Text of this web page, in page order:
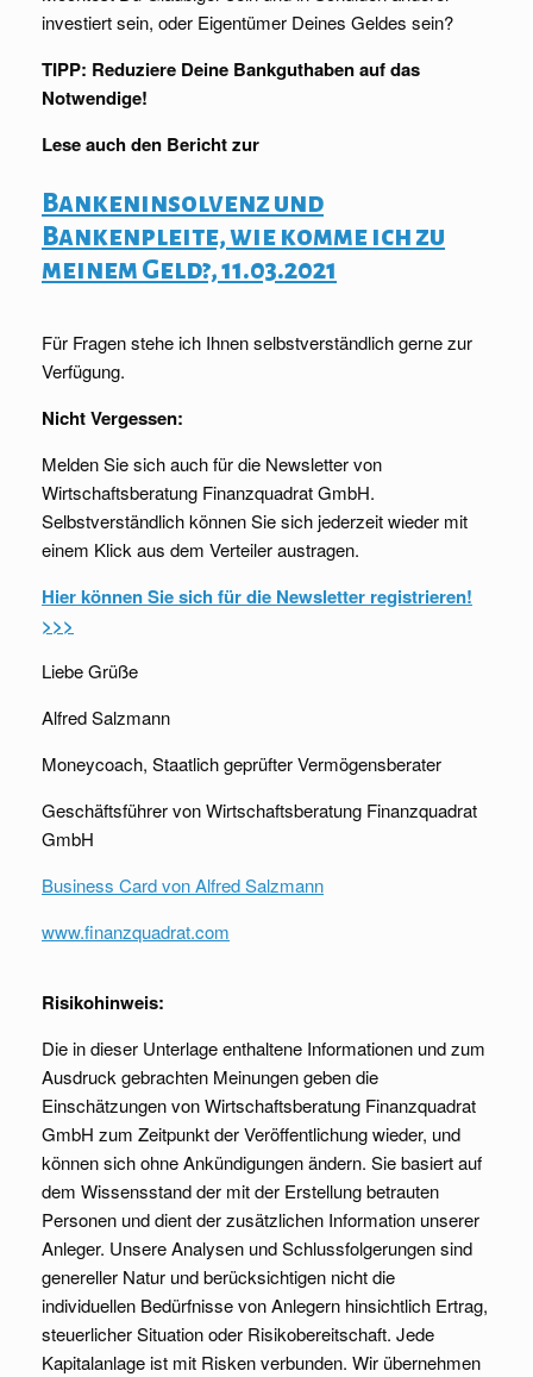
investiert sein, oder Eigentümer Deines Geldes sein?
TIPP: Reduziere Deine Bankguthaben auf das
Notwendige!
Lese auch den Bericht zur
Bankeninsolvenz und
Bankenpleite, wie komme ich zu
meinem Geld?, 11.03.2021
Für Fragen stehe ich Ihnen selbstverständlich gerne zur
Verfügung.
Nicht Vergessen:
Melden Sie sich auch für die Newsletter von
Wirtschaftsberatung Finanzquadrat GmbH.
Selbstverständlich können Sie sich jederzeit wieder mit
einem Klick aus dem Verteiler austragen.
Hier können Sie sich für die Newsletter registrieren!
>>>
Liebe Grüße
Alfred Salzmann
Moneycoach, Staatlich geprüfter Vermögensberater
Geschäftsführer von Wirtschaftsberatung Finanzquadrat
GmbH
Business Card von Alfred Salzmann
www.finanzquadrat.com
Risikohinweis:
Die in dieser Unterlage enthaltene Informationen und zum
Ausdruck gebrachten Meinungen geben die
Einschätzungen von Wirtschaftsberatung Finanzquadrat
GmbH zum Zeitpunkt der Veröffentlichung wieder, und
können sich ohne Ankündigungen ändern. Sie basiert auf
dem Wissensstand der mit der Erstellung betrauten
Personen und dient der zusätzlichen Information unserer
Anleger. Unsere Analysen und Schlussfolgerungen sind
genereller Natur und berücksichtigen nicht die
individuellen Bedürfnisse von Anlegern hinsichtlich Ertrag,
steuerlicher Situation oder Risikobereitschaft. Jede
Kapitalanlage ist mit Risken verbunden. Wir übernehmen